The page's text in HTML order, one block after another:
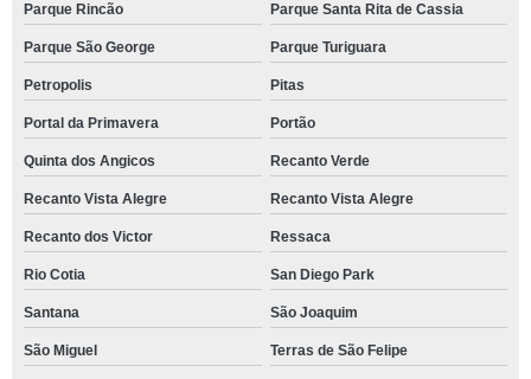
Parque Rincão Parque Santa Rita de Cassia
Parque São George Parque Turiguara
Petropolis Pitas
Portal da Primavera Portão
Quinta dos Angicos Recanto Verde
Recanto Vista Alegre Recanto Vista Alegre
Recanto dos Victor Ressaca
Rio Cotia San Diego Park
Santana São Joaquim
São Miguel Terras de São Felipe